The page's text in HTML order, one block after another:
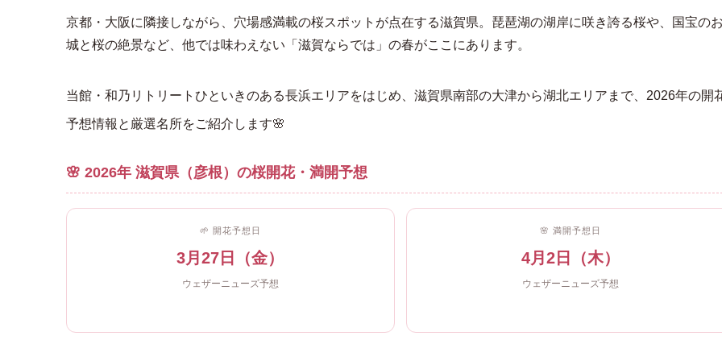
京都・大阪に隣接しながら、穴場感満載の桜スポットが点在する滋賀県。琵琶湖の湖岸に咲き誇る桜や、国宝の
城と桜の絶景など、他では味わえない「滋賀ならでは」の春がここにあります。
当館・和乃リトリートひといきのある長浜エリアをはじめ、滋賀県南部の大津から湖北エリアまで、2026年の開
予想情報と厳選名所をご紹介します🌸
🌸 2026年 滋賀県（彦根）の桜開花・満開予想
🌱 開花予想日
3月27日（金）
ウェザーニューズ予想
🌸 満開予想日
4月2日（木）
ウェザーニューズ予想